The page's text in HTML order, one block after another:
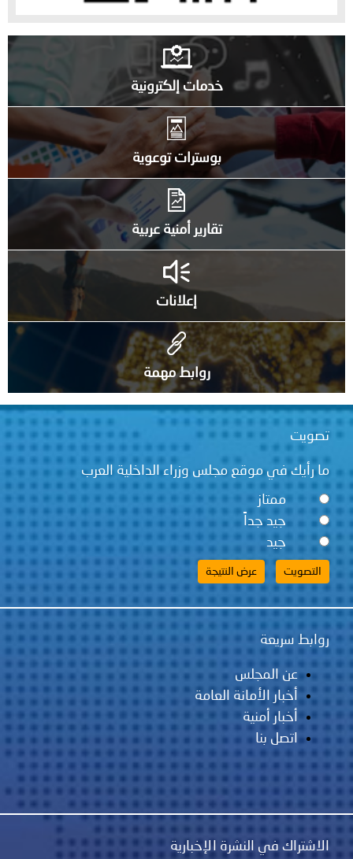
خدمات إلكترونية
بوسترات توعوية
تقارير أمنية عربية
إعلانات
روابط مهمة
تصويت
ما رأيك في موقع مجلس وزراء الداخلية العرب
ممتاز
جيد جداً
جيد
روابط سريعة
عن المجلس
أخبار الأمانة العامة
أخبار أمنية
اتصل بنا
الاشتراك في النشرة الإخبارية